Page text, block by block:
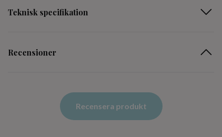
Teknisk specifikation
Recensioner
Recensera produkt